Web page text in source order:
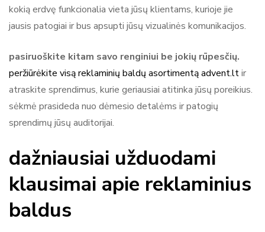
kokią erdvę funkcionalia vieta jūsų klientams, kurioje jie
jausis patogiai ir bus apsupti jūsų vizualinės komunikacijos.
pasiruoškite kitam savo renginiui be jokių rūpesčių.
peržiūrėkite visą reklaminių baldų asortimentą advent.ltir
atraskite sprendimus, kurie geriausiai atitinka jūsų poreikius.
sėkmė prasideda nuo dėmesio detalėms ir patogių
sprendimų jūsų auditorijai.
dažniausiai užduodami
klausimai apie reklaminius
baldus